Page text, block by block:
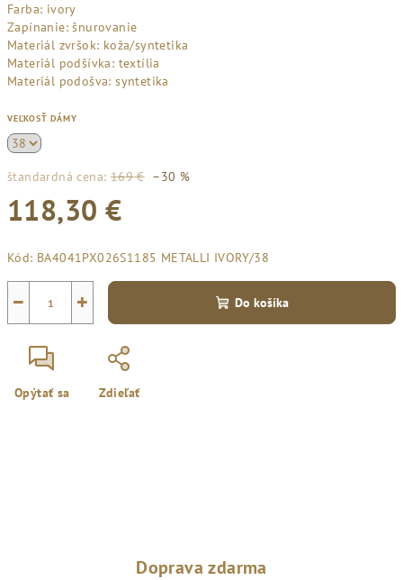
Farba: ivory
Zapínanie: šnurovanie
Materiál zvršok: koža/syntetika
Materiál podšívka: textília
Materiál podošva: syntetika
VEĽKOSŤ DÁMY
štandardná cena: 169 € –30 %
118,30 €
cena:
Kód: BA4041PX026S1185 METALLI IVORY/38
+
− Do košíka
Opýtať sa Zdieľať
Doprava zdarma